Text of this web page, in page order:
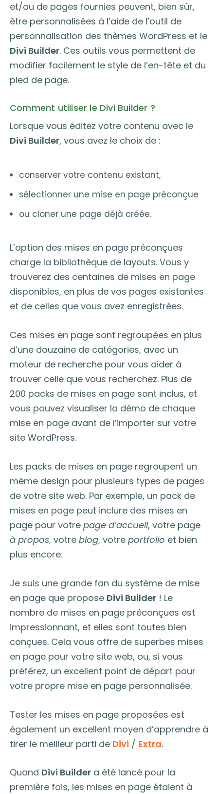
et/ou de pages fournies peuvent, bien sûr,
être personnalisées à l’aide de l’outil de
personnalisation des thèmes WordPress et le
Divi Builder. Ces outils vous permettent de
modifier facilement le style de l’en-tête et du
pied de page.
Comment utiliser le Divi Builder ?
Lorsque vous éditez votre contenu avec le
Divi Builder, vous avez le choix de :
conserver votre contenu existant,
sélectionner une mise en page préconçue
ou cloner une page déjà créée.
L’option des mises en page préconçues
charge la bibliothèque de layouts. Vous y
trouverez des centaines de mises en page
disponibles, en plus de vos pages existantes
et de celles que vous avez enregistrées.
Ces mises en page sont regroupées en plus
d’une douzaine de catégories, avec un
moteur de recherche pour vous aider à
trouver celle que vous recherchez. Plus de
200 packs de mises en page sont inclus, et
vous pouvez visualiser la démo de chaque
mise en page avant de l’importer sur votre
site WordPress.
Les packs de mises en page regroupent un
même design pour plusieurs types de pages
de votre site web. Par exemple, un pack de
mises en page peut inclure des mises en
page pour votre page d’accueil, votre page
à propos, votre blog, votre portfolio et bien
plus encore.
Je suis une grande fan du système de mise
en page que propose Divi Builder ! Le
nombre de mises en page préconçues est
impressionnant, et elles sont toutes bien
conçues. Cela vous offre de superbes mises
en page pour votre site web, ou, si vous
préférez, un excellent point de départ pour
votre propre mise en page personnalisée.
Tester les mises en page proposées est
également un excellent moyen d’apprendre à
tirer le meilleur parti de Divi / Extra.
Quand Divi Builder a été lancé pour la
première fois, les mises en page étaient à